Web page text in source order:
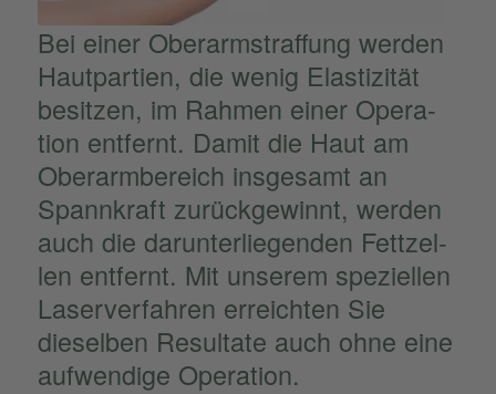
Bei einer Oberarm­straf­fung werden
Hautpar­tien, die wenig Elasti­zi­tät
besit­zen, im Rahmen einer Opera­
tion entfernt. Damit die Haut am
Oberarm­be­reich insge­samt an
Spann­kraft zurück­ge­winnt, werden
auch die darun­ter­lie­gen­den Fettzel­
len entfernt. Mit unserem spezi­el­len
Laser­ver­fah­ren erreich­ten Sie
diesel­ben Resul­tate auch ohne eine
aufwen­dige Opera­tion.